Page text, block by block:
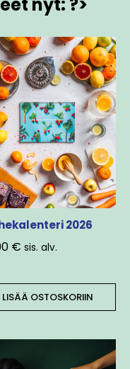
2026
€ sis. alv.
LISÄÄ OSTOSKORIIN